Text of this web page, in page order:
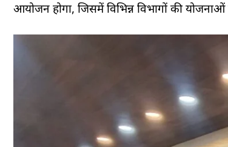
आयोजन होगा, जिसमें विभिन्न विभागों की योजनाओं